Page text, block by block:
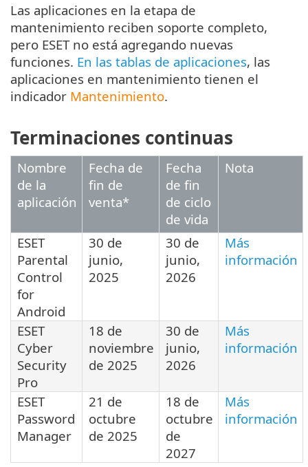
Las aplicaciones en la etapa de
mantenimiento reciben soporte completo,
pero ESET no está agregando nuevas
funciones. En las tablas de aplicaciones, las
aplicaciones en mantenimiento tienen el
indicador Mantenimiento.
Terminaciones continuas
Nombre
de la
aplicación
Fecha de
fin de
venta*
Fecha
de fin
de ciclo
de vida
Nota
ESET
Parental
Control
for
Android
30 de
junio,
2025
30 de
junio,
2026
Más
información
ESET
Cyber
Security
Pro
18 de
noviembre
de 2025
30 de
junio,
2026
Más
información
ESET
Password
Manager
21 de
octubre
de 2025
18 de
octubre
de
2027
Más
información